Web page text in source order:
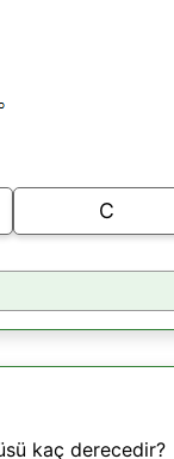
C
kaç derecedir?